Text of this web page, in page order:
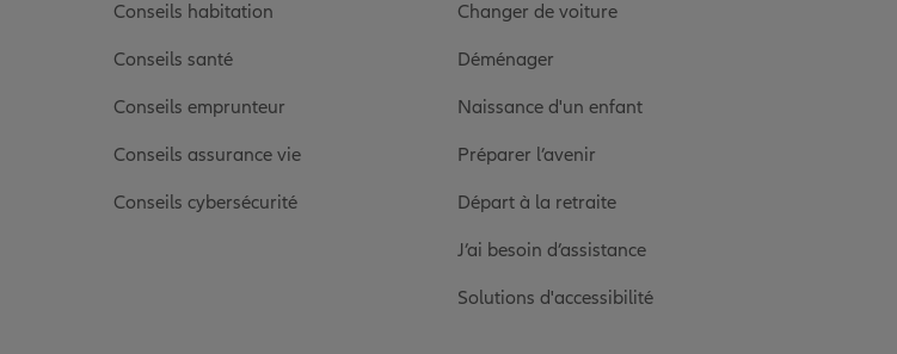
Conseils habitation
Conseils santé
Conseils emprunteur
Conseils assurance vie
Conseils cybersécurité
Changer de voiture
Déménager
Naissance d'un enfant
Préparer l’avenir
Départ à la retraite
J’ai besoin d’assistance
Solutions d'accessibilité